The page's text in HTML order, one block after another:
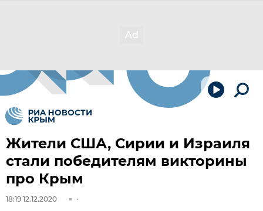
Жители США, Сирии и Израиля
стали победителям викторины
про Крым
18:19 12.12.2020